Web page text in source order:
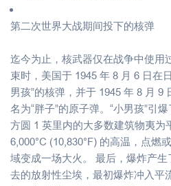
第二次世界大战期间投下的核弹
迄今为止，核武器仅在战争中使用
束时，美国于 1945 年 8 月 6 日在
男孩”的核弹，并于 1945 年 8 月 9
名为“胖子”的原子弹。“小男孩”引
方圆 1 英里内的大多数建筑物夷为
6,000°C (10,830°F) 的高温，点燃
域变成一场大火。 最后，爆炸产
去的放射性尘埃，最初爆炸冲入平